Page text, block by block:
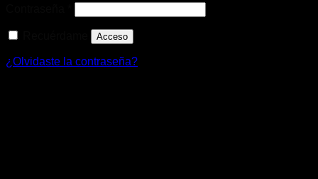
Acceso
¿Olvidaste la contraseña?